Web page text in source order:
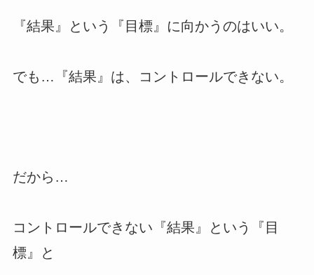
『結果』という『目標』に向かうのはいい。
でも…『結果』は、コントロールできない。
だから…
コントロールできない『結果』という『目
標』と